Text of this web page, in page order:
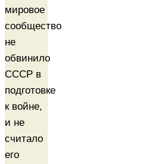
мировое
сообщество
не
обвинило
СССР в
подготовке
к войне,
и не
считало
его